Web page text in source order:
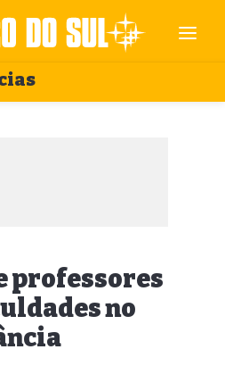
professores
no